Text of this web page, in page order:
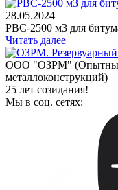
28.05.2024
РВС-2500 м3 для
Читать далее
ООО "ОЗРМ" (Опытный
металлоконструкций)
25 лет созидания!
Мы в соц. сетях: